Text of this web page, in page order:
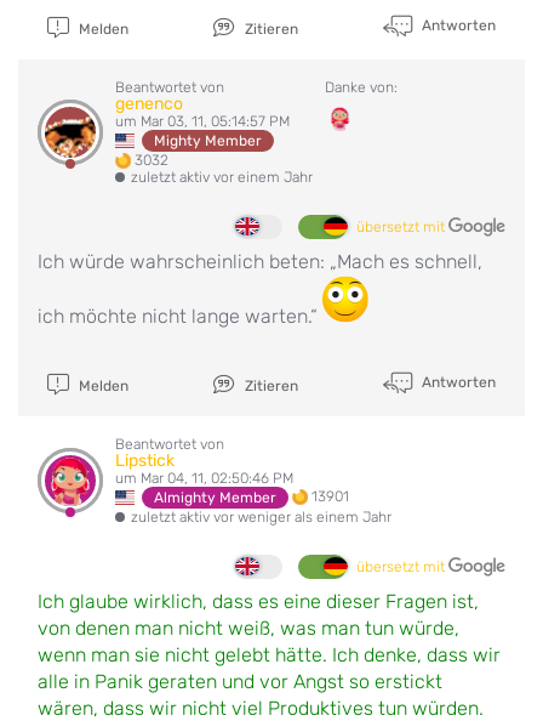
Melden Zitieren Antworten
Beantwortet von
genenco
um Mar 03, 11, 05:14:57 PM
Mighty Member
3032
zuletzt aktiv vor einem Jahr
Danke von:
übersetzt mit
Ich würde wahrscheinlich beten: „Mach es schnell,
ich möchte nicht lange warten.“
Melden Zitieren Antworten
Beantwortet von
Lipstick
um Mar 04, 11, 02:50:46 PM
Almighty Member
13901
zuletzt aktiv vor weniger als einem Jahr
übersetzt mit
Ich glaube wirklich, dass es eine dieser Fragen ist,
von denen man nicht weiß, was man tun würde,
wenn man sie nicht gelebt hätte. Ich denke, dass wir
alle in Panik geraten und vor Angst so erstickt
wären, dass wir nicht viel Produktives tun würden.